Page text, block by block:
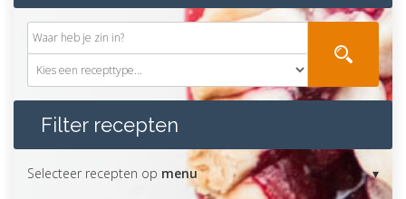
Filter recepten
Selecteer recepten op menu